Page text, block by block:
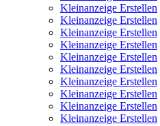
Kleinanzeige Erstellen
Kleinanzeige Erstellen
Kleinanzeige Erstellen
Kleinanzeige Erstellen
Kleinanzeige Erstellen
Kleinanzeige Erstellen
Kleinanzeige Erstellen
Kleinanzeige Erstellen
Kleinanzeige Erstellen
Kleinanzeige Erstellen